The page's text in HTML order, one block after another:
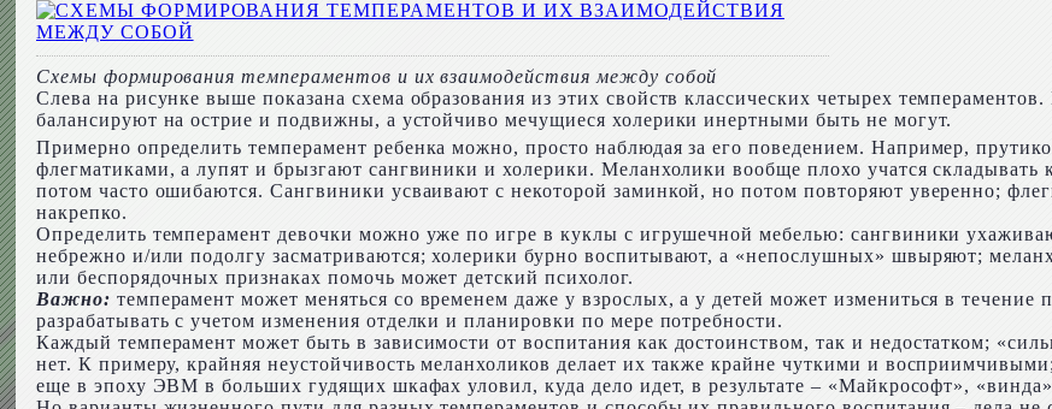
Схемы формирования темпераментов и их взаимодействия между собой
Слева на рисунке выше показана схема образования из этих свойств классических четырех
балансируют на острие и подвижны, а устойчиво мечущиеся холерики инертными быть не могут.
Примерно определить темперамент ребенка можно, просто наблюдая за его поведением. Например,
флегматиками, а лупят и брызгают сангвиники и холерики. Меланхолики вообще плохо учатся складывать
потом часто ошибаются. Сангвиники усваивают с некоторой заминкой, но потом повторяют уверенно;
накрепко.
Определить темперамент девочки можно уже по игре в куклы с игрушечной мебелью: сангвиники
небрежно и/или подолгу засматриваются; холерики бурно воспитывают, а «непослушных» швыряют;
или беспорядочных признаках помочь может детский психолог.
Важно: темперамент может меняться со временем даже у взрослых, а у детей может измениться в течение
разрабатывать с учетом изменения отделки и планировки по мере потребности.
Каждый темперамент может быть в зависимости от воспитания как достоинством, так и недостатком;
нет. К примеру, крайняя неустойчивость меланхоликов делает их также крайне чуткими и
еще в эпоху ЭВМ в больших гудящих шкафах уловил, куда дело идет, в результате – «Майкрософт»,